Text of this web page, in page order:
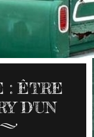
: ÊTRE
D'UN